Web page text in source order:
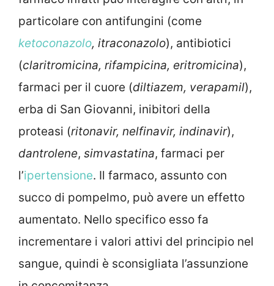
particolare con antifungini (come
ketoconazolo, itraconazolo), antibiotici
(claritromicina, rifampicina, eritromicina),
farmaci per il cuore (diltiazem, verapamil),
erba di San Giovanni, inibitori della
proteasi (ritonavir, nelfinavir, indinavir),
dantrolene, simvastatina, farmaci per
l’ipertensione. Il farmaco, assunto con
succo di pompelmo, può avere un effetto
aumentato. Nello specifico esso fa
incrementare i valori attivi del principio nel
sangue, quindi è sconsigliata l’assunzione